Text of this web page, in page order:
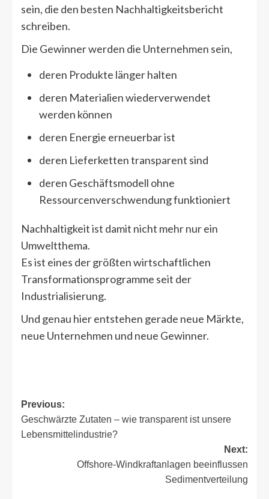
sein, die den besten Nachhaltigkeitsbericht
schreiben.
Die Gewinner werden die Unternehmen sein,
deren Produkte länger halten
deren Materialien wiederverwendet
werden können
deren Energie erneuerbar ist
deren Lieferketten transparent sind
deren Geschäftsmodell ohne
Ressourcenverschwendung funktioniert
Nachhaltigkeit ist damit nicht mehr nur ein
Umweltthema.
Es ist eines der größten wirtschaftlichen
Transformationsprogramme seit der
Industrialisierung.
Und genau hier entstehen gerade neue Märkte,
neue Unternehmen und neue Gewinner.
Post
navigation
Previous:
Geschwärzte Zutaten – wie transparent ist unsere
Lebensmittelindustrie?
Next:
Offshore-Windkraftanlagen beeinflussen
Sedimentverteilung